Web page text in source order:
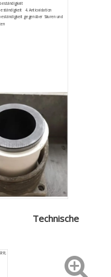
4. Antioxidation
gegenüber Säuren und
化